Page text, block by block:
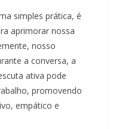
simples prática, é
aprimorar nossa
nosso
a conversa, a
ativa pode
promovendo
empático e